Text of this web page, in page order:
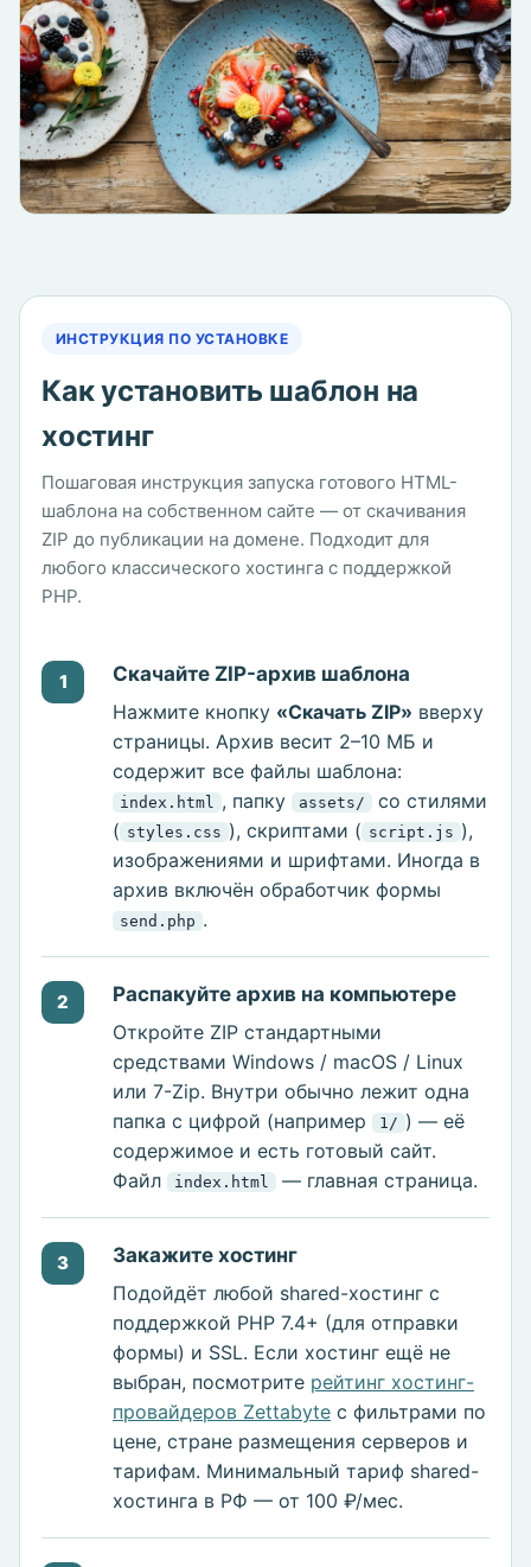
ИНСТРУКЦИЯ ПО УСТАНОВКЕ
Как установить шаблон на
хостинг
Пошаговая инструкция запуска готового HTML-
шаблона на собственном сайте — от скачивания
ZIP до публикации на домене. Подходит для
любого классического хостинга с поддержкой
PHP.
1
Скачайте ZIP-архив шаблона
Нажмите кнопку «Скачать ZIP» вверху
страницы. Архив весит 2–10 МБ и
содержит все файлы шаблона:
index.html , папку assets/
со стилями
( styles.css ), скриптами ( script.js ),
изображениями и шрифтами. Иногда в
архив включён обработчик формы
send.php .
2
Распакуйте архив на компьютере
Откройте ZIP стандартными
средствами Windows / macOS / Linux
или 7-Zip. Внутри обычно лежит одна
папка с цифрой (например
1/ ) — её
содержимое и есть готовый сайт.
Файл
index.html — главная страница.
3
Закажите хостинг
Подойдёт любой shared-хостинг с
поддержкой PHP 7.4+ (для отправки
формы) и SSL. Если хостинг ещё не
выбран, посмотрите рейтинг хостинг-
провайдеров Zettabyte с фильтрами по
цене, стране размещения серверов и
тарифам. Минимальный тариф shared-
хостинга в РФ — от 100 ₽/мес.